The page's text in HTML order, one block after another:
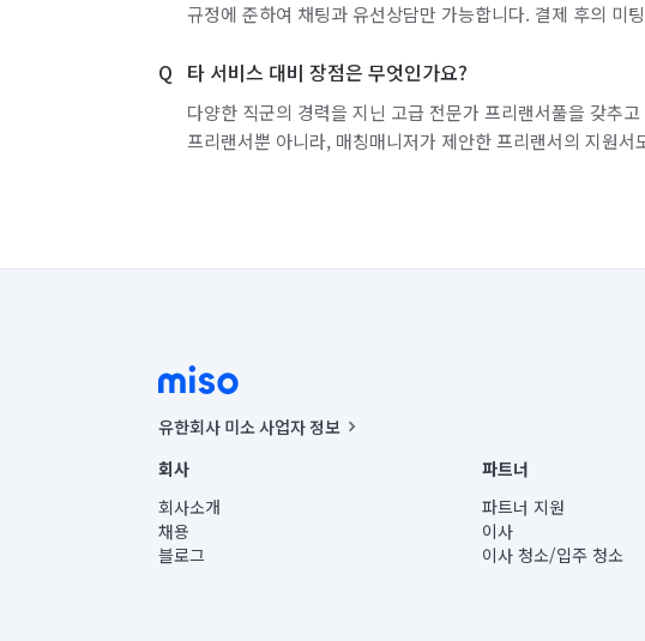
규정에 준하여 채팅과 유선상담만 가능합니다. 결제 후의 미
타 서비스 대비 장점은 무엇인가요?
다양한 직군의 경력을 지닌 고급 전문가 프리랜서풀을 갖추
프리랜서뿐 아니라, 매칭매니저가 제안한 프리랜서의 지원서
유한회사 미소 사업자 정보
사업자등록번호 : 291-87-00271 | 인허가번호 : 2016-3220163-14-5-
통신판매신고번호 : 2024-서울종로-1400(공정거래위원회 정보) |
대표이사 : CHING VICTOR COLUMBIA RHEE
주소 | 본사: 서울특별시 종로구 율곡로 6(중학동, 트윈트리빌딩) B동 5층
컨택센터 : 서울특별시 종로구 수송동 율곡로 24, 7층, 8층 미소
회사
회사소개
채용
블로그
파트너
파트너 지원
이사
이사 청소/입주 청소